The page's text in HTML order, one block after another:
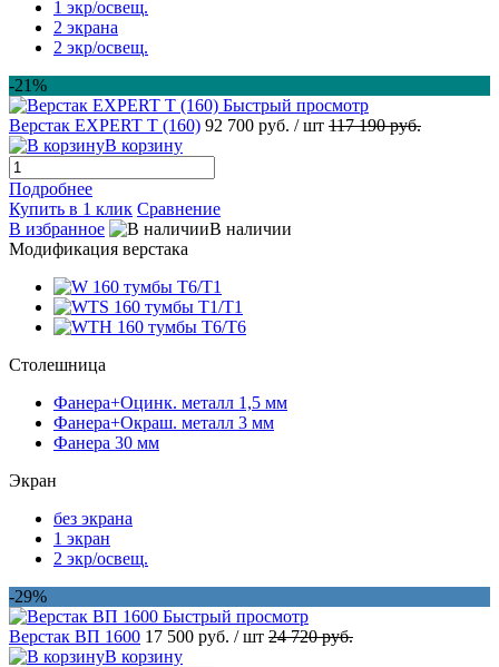
1 экр/освещ.
2 экрана
2 экр/освещ.
-21%
Быстрый просмотр
Верстак EXPERT T (160) 92 700 руб. / шт 117 190 руб.
В корзину
Подробнее
Купить в 1 клик Сравнение
В избранное
В наличии
Модификация верстака
Столешница
Фанера+Оцинк. металл 1,5 мм
Фанера+Окраш. металл 3 мм
Фанера 30 мм
Экран
без экрана
1 экран
2 экр/освещ.
-29%
Быстрый просмотр
Верстак ВП 1600 17 500 руб. / шт 24 720 руб.
В корзину